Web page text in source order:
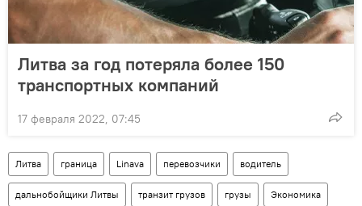
Литва за год потеряла более 150
транспортных компаний
17 февраля 2022, 07:45
Литва граница Linava перевозчики водитель
дальнобойщики Литвы транзит грузов грузы Экономика